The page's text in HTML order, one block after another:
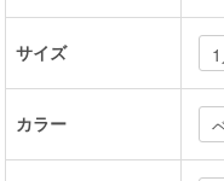
サイズ
カラー